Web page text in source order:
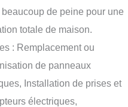
de peine pour une
totale de maison.
: Remplacement ou
de panneaux
Installation de prises et
électriques,